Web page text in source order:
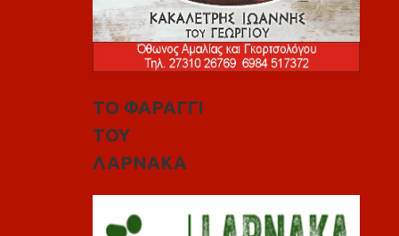
ΤΟ ΦΑΡΑΓΓΙ
ΤΟΥ
ΛΑΡΝΑΚΑ